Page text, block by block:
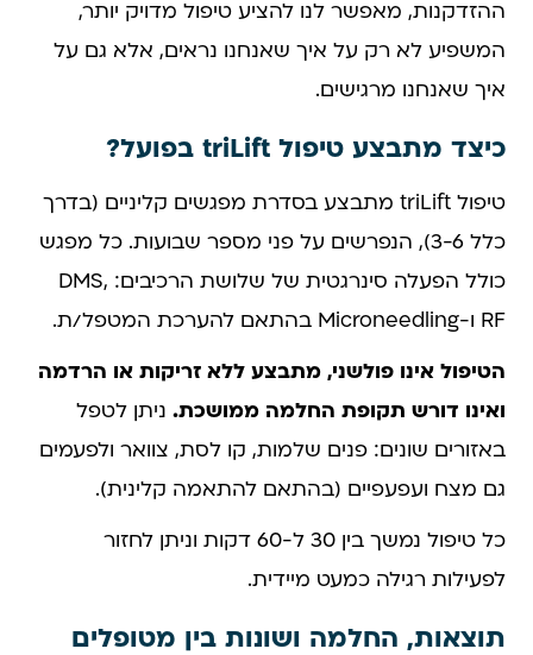
ההזדקנות, מאפשר לנו להציע טיפול מדויק יותר,
המשפיע לא רק על איך שאנחנו נראים, אלא גם על
איך שאנחנו מרגישים.
כיצד מתבצע טיפול triLift בפועל?
טיפול triLift מתבצע בסדרת מפגשים קליניים (בדרך
כלל 3-6), הנפרשים על פני מספר שבועות. כל מפגש
כולל הפעלה סינרגטית של שלושת הרכיבים: DMS,
RF ו-Microneedling בהתאם להערכת המטפל/ת.
הטיפול אינו פולשני, מתבצע ללא זריקות או הרדמה
ואינו דורש תקופת החלמה ממושכת. ניתן לטפל
באזורים שונים: פנים שלמות, קו לסת, צוואר ולפעמים
גם מצח ועפעפיים (בהתאם להתאמה קלינית).
כל טיפול נמשך בין 30 ל-60 דקות וניתן לחזור
לפעילות רגילה כמעט מיידית.
תוצאות, החלמה ושונות בין מטופלים